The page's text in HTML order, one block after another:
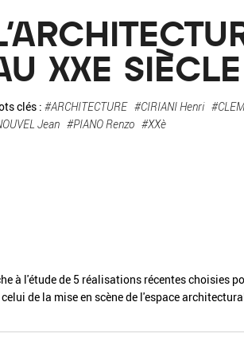
Fiche / Guide Podcast
Fermer la recherche avancée
XXE SIÈCLE
clés : #ARCHITECTURE #CIRIANI Henri
Jean #PIANO Renzo #XXè
à l'étude de 5 réalisations récentes choisies
de la mise en scène de l'espace